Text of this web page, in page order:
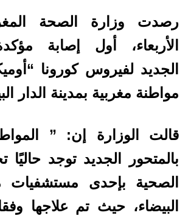
رصدت وزارة الصحة
الأربعاء، أول إصابة
الجديد لفيروس كورونا
مواطنة مغربية بمدينة الدار
قالت الوزارة إن: ”
بالمتحور الجديد توجد حاليًا
الصحية بإحدى مستشفيات
البيضاء، حيث تم علاجها